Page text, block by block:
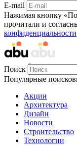
E-mail
Нажимая кнопку
прочитали и
конфиденциальности
Поиск
Популярные
Акции
Архитектура
Дизайн
Новости
Строительство
Технологии